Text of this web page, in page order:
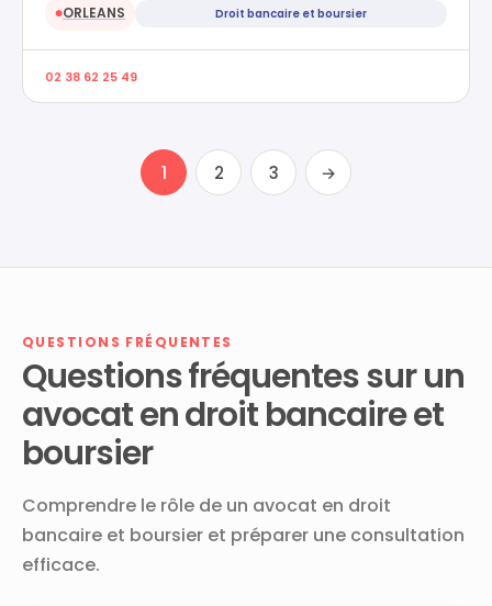
●ORLEANS Droit bancaire et boursier
02 38 62 25 49
1 2 3 →
QUESTIONS FRÉQUENTES
Questions fréquentes sur un
avocat en droit bancaire et
boursier
Comprendre le rôle de un avocat en droit
bancaire et boursier et préparer une consultation
efficace.